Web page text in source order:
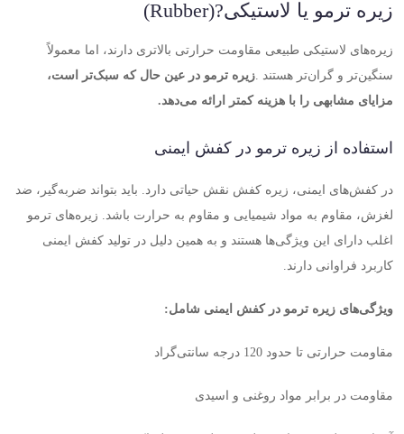
زیره ترمو یا لاستیکی(Rubber)?
زیره‌های لاستیکی طبیعی مقاومت حرارتی بالاتری دارند، اما معمولاً
سنگین‌تر و گران‌تر هستند .زیره ترمو در عین حال که سبک‌تر است،
مزایای مشابهی را با هزینه کمتر ارائه می‌دهد.
استفاده از زیره ترمو در کفش ایمنی
در کفش‌های ایمنی، زیره کفش نقش حیاتی دارد. باید بتواند ضربه‌گیر، ضد
لغزش، مقاوم به مواد شیمیایی و مقاوم به حرارت باشد. زیره‌های ترمو
اغلب دارای این ویژگی‌ها هستند و به همین دلیل در تولید کفش ایمنی
کاربرد فراوانی دارند.
ویژگی‌های زیره ترمو در کفش ایمنی شامل:
مقاومت حرارتی تا حدود 120 درجه سانتی‌گراد
مقاومت در برابر مواد روغنی و اسیدی